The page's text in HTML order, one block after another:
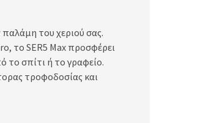
παλάμη του χεριού σας.
το SER5 Max προσφέρει
το σπίτι ή το γραφείο.
τροφοδοσίας και